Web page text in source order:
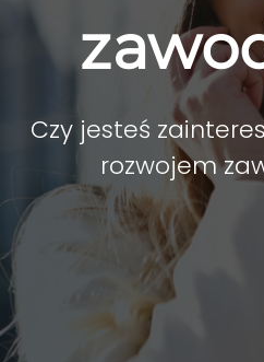
Czy jesteś
rozwojem